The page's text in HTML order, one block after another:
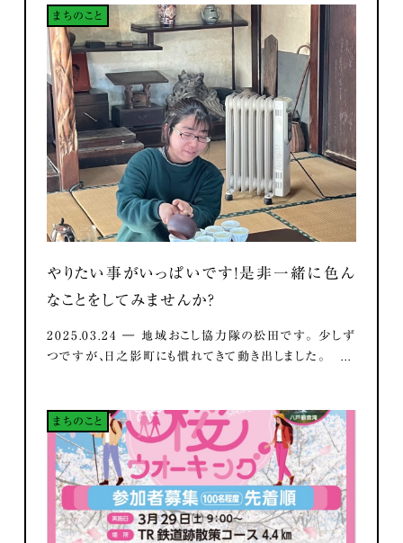
まちのこと
やりたい事がいっぱいです！是非一緒に色ん
なことをしてみませんか？
2025.03.24 ― 地域おこし協力隊の松田です。 少しず
つですが、日之影町にも慣れてきて動き出しました。 ...
まちのこと